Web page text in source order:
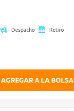
Despacho Retiro
AGREGAR A LA BOLSA